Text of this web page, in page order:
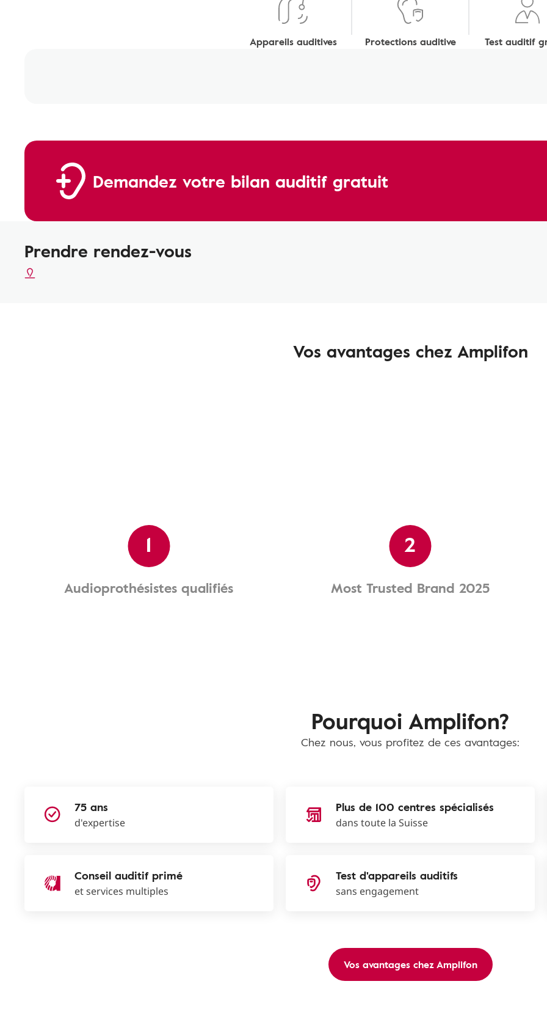
Appareils auditives Protections auditive Test auditif
Demandez votre bilan auditif gratuit
Prendre rendez-vous
Vos avantages chez Amplifon
1
Audioprothésistes qualifiés
2
Most Trusted Brand 2025
Pourquoi Amplifon?
Chez nous, vous profitez de ces avantages:
75 ans
d'expertise
Plus de 100 centres spécialisés
dans toute la Suisse
Conseil auditif primé
et services multiples
Test d'appareils auditifs
sans engagement
Vos avantages chez Amplifon